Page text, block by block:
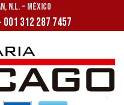
N.L. - MÉXICO
001 312 287 7457